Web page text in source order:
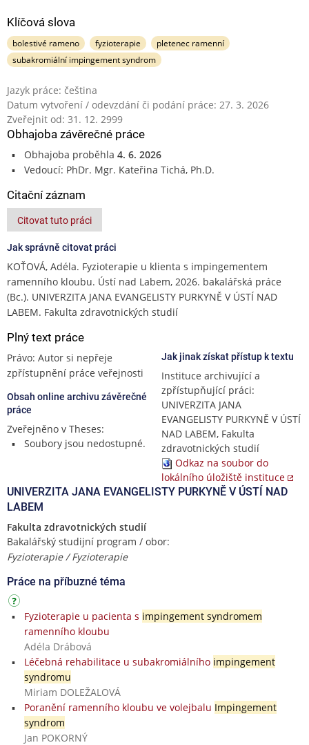
Klíčová slova
bolestivé rameno fyzioterapie
pletenec ramenní
subakromiální impingement syndrom
Jazyk práce: čeština
Datum vytvoření / odevzdání či podání práce: 27. 3. 2026
Zveřejnit od: 31. 12. 2999
Obhajoba závěrečné práce
Obhajoba proběhla 4. 6. 2026
Vedoucí: PhDr. Mgr. Kateřina Tichá, Ph.D.
Citační záznam
Citovat tuto práci
Jak správně citovat práci
KOŤOVÁ, Adéla. Fyzioterapie u klienta s impingementem
ramenního kloubu. Ústí nad Labem, 2026. bakalářská práce
(Bc.). UNIVERZITA JANA EVANGELISTY PURKYNĚ V ÚSTÍ NAD
LABEM. Fakulta zdravotnických studií
Plný text práce
Právo: Autor si nepřeje
zpřístupnění práce veřejnosti
Obsah online archivu závěrečné
práce
Zveřejněno v Theses:
Soubory jsou nedostupné.
Jak jinak získat přístup k textu
Instituce archivující a
zpřístupňující práci:
UNIVERZITA JANA
EVANGELISTY PURKYNĚ V ÚSTÍ
NAD LABEM, Fakulta
zdravotnických studií
Odkaz na soubor do
lokálního úložiště instituce
UNIVERZITA JANA EVANGELISTY PURKYNĚ V ÚSTÍ NAD
LABEM
Fakulta zdravotnických studií
Bakalářský studijní program / obor:
Fyzioterapie / Fyzioterapie
Práce na příbuzné téma
Fyzioterapie u pacienta s impingement syndromem
ramenního kloubu
Adéla Drábová
Léčebná rehabilitace u subakromiálního impingement
syndromu
Miriam DOLEŽALOVÁ
Poranění ramenního kloubu ve volejbalu Impingement
syndrom
Jan POKORNÝ